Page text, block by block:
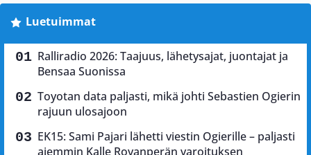
Luetuimmat
Ralliradio 2026: Taajuus, lähetysajat, juontajat ja
Bensaa Suonissa
Toyotan data paljasti, mikä johti Sebastien Ogierin
rajuun ulosajoon
EK15: Sami Pajari lähetti viestin Ogierille – paljasti
aiemmin Kalle Rovanperän varoituksen